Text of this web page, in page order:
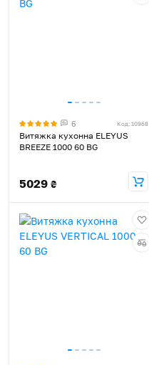
6 Код: 10968
Витяжка кухонна ELEYUS
BREEZE 1000 60 BG
5029 ₴